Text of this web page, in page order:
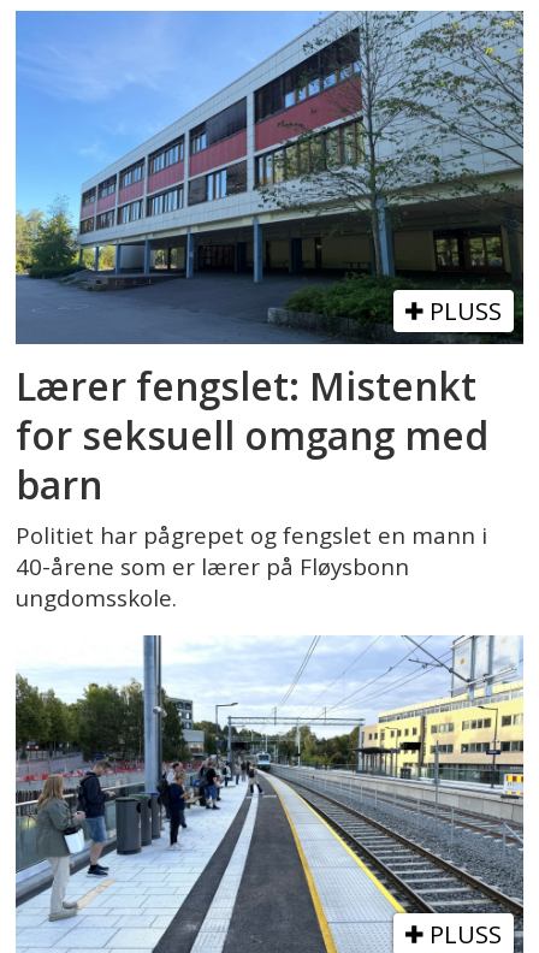
PLUSS
Lærer fengslet: Mistenkt
for seksuell omgang med
barn
Politiet har pågrepet og fengslet en mann i
40-årene som er lærer på Fløysbonn
ungdomsskole.
PLUSS